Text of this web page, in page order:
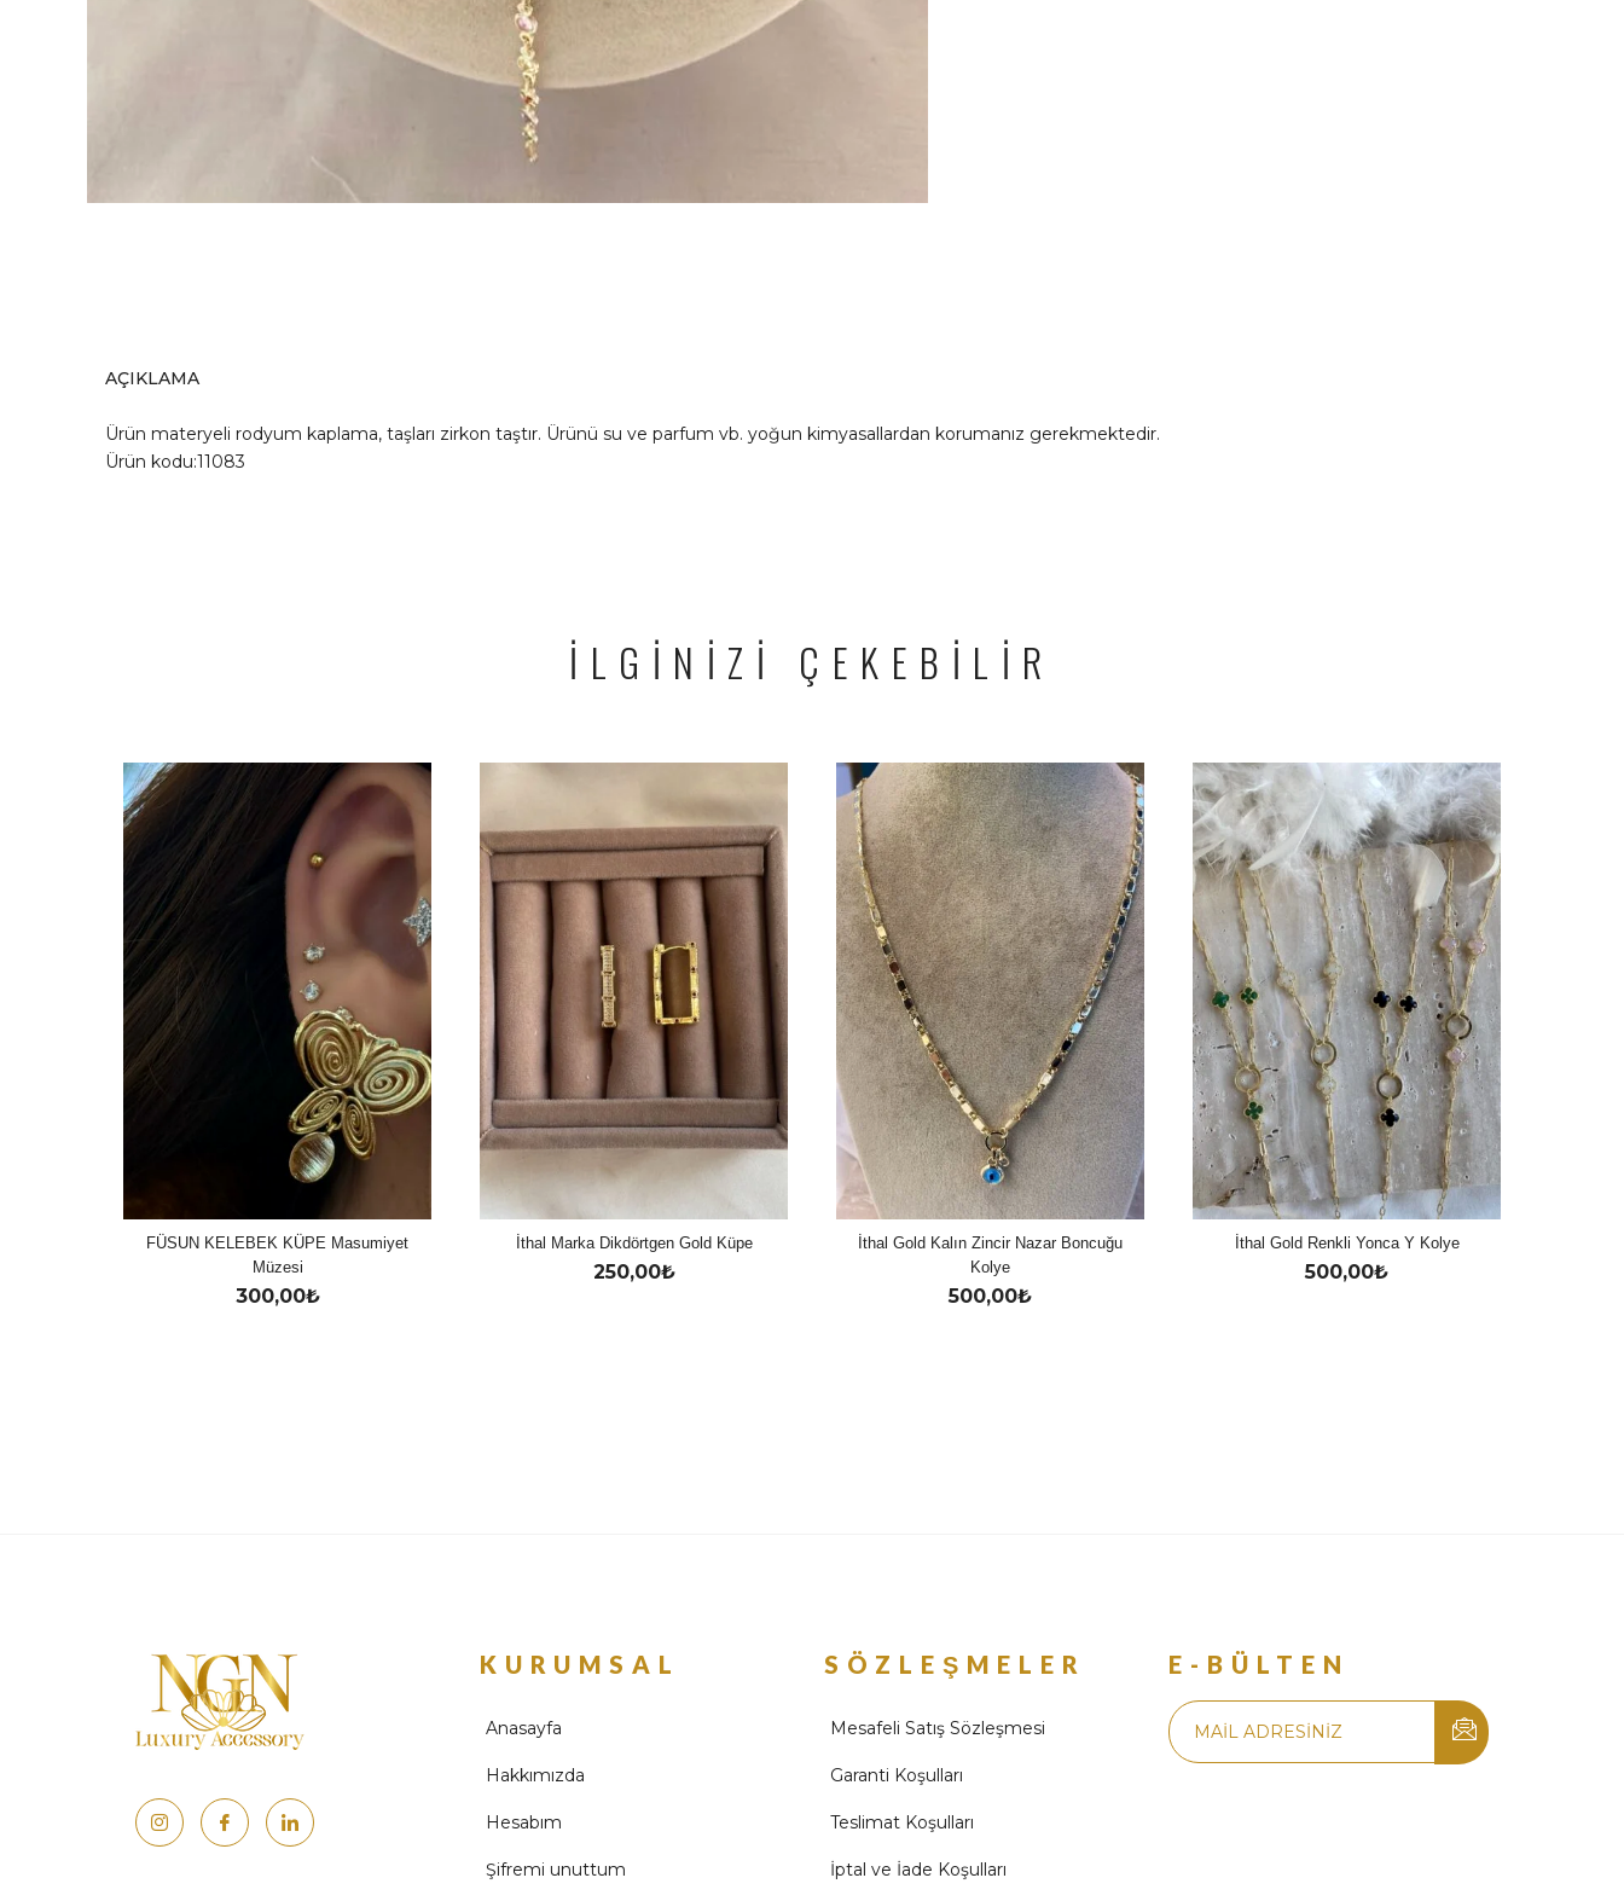
AÇIKLAMA
Ürün materyeli rodyum kaplama, taşları zirkon taştır. Ürünü su ve parfum vb. yoğun kimyasallardan korumanız gerekmektedir.
Ürün kodu:11083
İLGİNİZİ ÇEKEBİLİR
FÜSUN KELEBEK KÜPE Masumiyet
Müzesi
300,00₺
İthal Marka Dikdörtgen Gold Küpe
250,00₺
İthal Gold Kalın Zincir Nazar Boncuğu
Kolye
500,00₺
İthal Gold Renkli Yonca Y Kolye
500,00₺
KURUMSAL
Anasayfa
Hakkımızda
Hesabım
Şifremi unuttum
SÖZLEŞMELER
Mesafeli Satış Sözleşmesi
Garanti Koşulları
Teslimat Koşulları
İptal ve İade Koşulları
E-BÜLTEN